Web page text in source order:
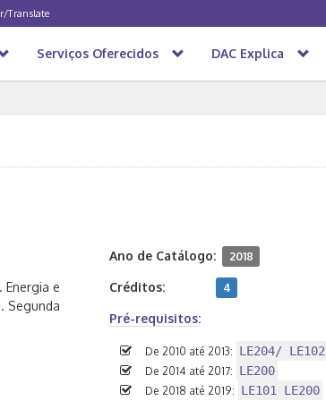
Translate
Serviços Oferecidos DAC Explica
e
Segunda
Ano de Catálogo: 2018
Créditos: 4
Pré-requisitos:
De 2010 até 2013: LE204/ LE102
De 2014 até 2017: LE200
De 2018 até 2019: LE101 LE200